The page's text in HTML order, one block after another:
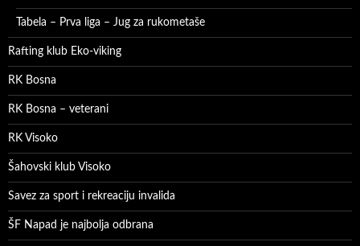
Tabela – Prva liga – Jug za rukometaše
Rafting klub Eko-viking
RK Bosna
RK Bosna – veterani
RK Visoko
Šahovski klub Visoko
Savez za sport i rekreaciju invalida
ŠF Napad je najbolja odbrana